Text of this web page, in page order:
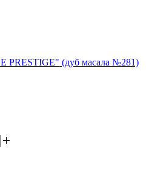
PRESTIGE" (дуб масала №281)